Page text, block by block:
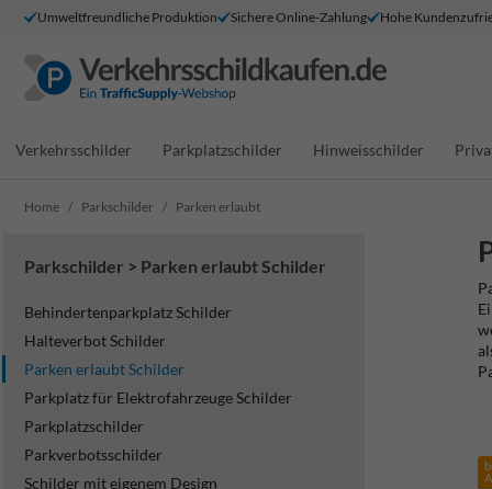
Umweltfreundliche Produktion Sichere Online-Zahlung Hohe
Verkehrsschilder Parkplatzschilder Hinweisschilder
Home Parkschilder Parken erlaubt
Parkschilder > Parken erlaubt Schilder
Behindertenparkplatz Schilder
Halteverbot Schilder
Parken erlaubt Schilder
Parkplatz für Elektrofahrzeuge Schilder
Parkplatzschilder
Parkverbotsschilder
Schilder mit eigenem Design